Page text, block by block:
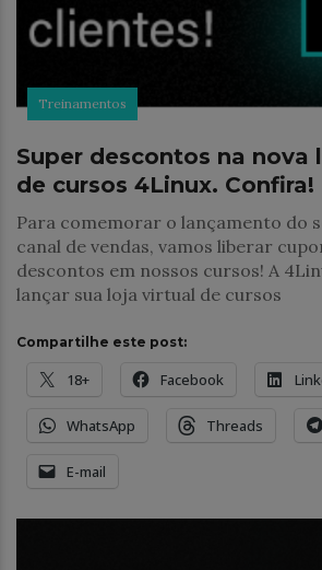
Treinamentos
Super descontos na nova
de cursos 4Linux. Confira!
Para comemorar o lançamento do
canal de vendas, vamos liberar
descontos em nossos cursos! A
lançar sua loja virtual de cursos
Compartilhe este post:
18+ Facebook
WhatsApp Threads
E-mail